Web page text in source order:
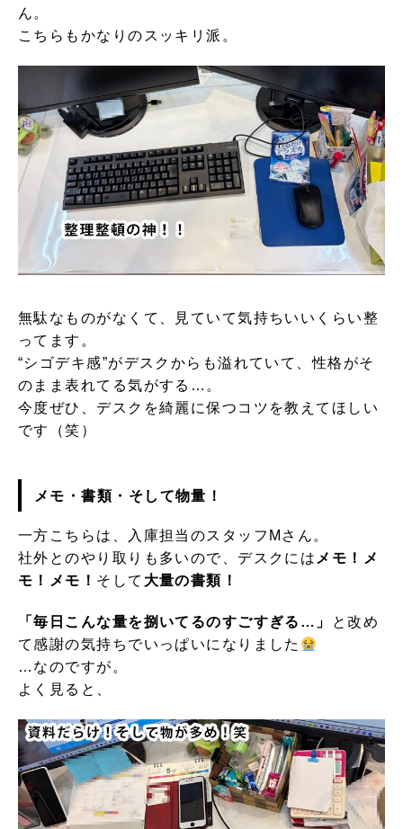
ん。
こちらもかなりのスッキリ派。
無駄なものがなくて、見ていて気持ちいいくらい整
ってます。
“シゴデキ感”がデスクからも溢れていて、性格がそ
のまま表れてる気がする…。
今度ぜひ、デスクを綺麗に保つコツを教えてほしい
です（笑）
メモ・書類・そして物量！
一方こちらは、入庫担当のスタッフMさん。
社外とのやり取りも多いので、デスクにはメモ！メ
モ！メモ！ そして 大量の書類！
「毎日こんな量を捌いてるのすごすぎる…」
と改め
て感謝の気持ちでいっぱいになりました
…なのですが。
よく見ると、